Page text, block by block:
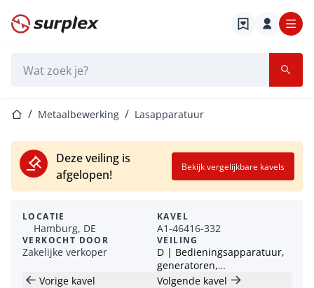
Startpagina
StartpaginaMetaalbewerking Lasapparatuur
Deze veiling is
afgelopen!
Bekijk vergelijkbare kavels
LOCATIE
Hamburg, DE
VERKOCHT DOOR
Zakelijke verkoper
KAVEL
A1-46416-332
VEILING
D | Bedieningsapparatuur,
generatoren,
machinegereedschappen en
Vorige kavel Volgende kavel